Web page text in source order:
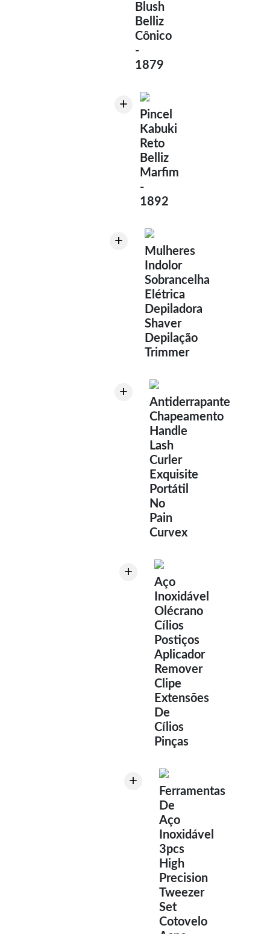
Blush
Belliz
Cônico
-
1879
+
Pincel
Kabuki
Reto
Belliz
Marfim
-
1892
+
Mulheres
Indolor
Sobrancelha
Elétrica
Depiladora
Shaver
Depilação
Trimmer
+
Antiderrapante
Chapeamento
Handle
Lash
Curler
Exquisite
Portátil
No
Pain
Curvex
+
Aço
Inoxidável
Olécrano
Cílios
Postiços
Aplicador
Remover
Clipe
Extensões
De
Cílios
Pinças
+
Ferramentas
De
Aço
Inoxidável
3pcs
High
Precision
Tweezer
Set
Cotovelo